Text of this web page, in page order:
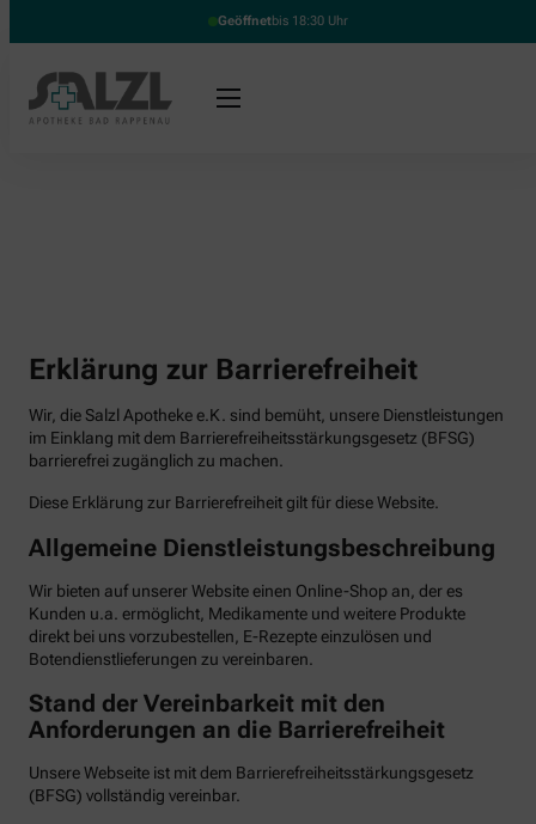
Geöffnetbis 18:30 Uhr
Erklärung zur Barrierefreiheit
Wir, die Salzl Apotheke e.K. sind bemüht, unsere Dienstleistungen
im Einklang mit dem Barrierefreiheitsstärkungsgesetz (BFSG)
barrierefrei zugänglich zu machen.
Diese Erklärung zur Barrierefreiheit gilt für diese Website.
Allgemeine Dienstleistungsbeschreibung
Wir bieten auf unserer Website einen Online-Shop an, der es
Kunden u.a. ermöglicht, Medikamente und weitere Produkte
direkt bei uns vorzubestellen, E-Rezepte einzulösen und
Botendienstlieferungen zu vereinbaren.
Stand der Vereinbarkeit mit den
Anforderungen an die Barrierefreiheit
Unsere Webseite ist mit dem Barrierefreiheitsstärkungsgesetz
(BFSG) vollständig vereinbar.